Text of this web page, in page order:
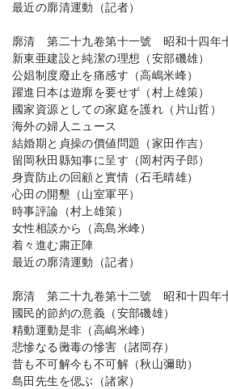
最近の廓清運動（記者）
廓清 第二十九卷第十一號 昭和十四年
新東亜建設と純潔の理想（安部磯雄）
公娼制度廢止を痛感す（高嶋米峰）
躍進日本は遊廓を要せず（村上雄策）
國家資源としての家庭を護れ（片山哲）
海外の婦人ニュース
結婚期と貞操の價値問題（家田作吉）
留岡秋田縣知事に呈す（岡村丙子郎）
身賣防止の回顧と實情（石毛晴雄）
心田の開墾（山室軍平）
時事評論（村上雄策）
女性相談から（高島米峰）
着々進む粛正陣
最近の廓清運動（記者）
廓清 第二十九卷第十二號 昭和十四年
國民的節約の意義（安部磯雄）
精動運動是非（高嶋米峰）
悲慘なる黴毒の慘害（諸岡存）
昔も不可解今も不可解（秋山彌助）
島田先生を偲ぶ（諸家）